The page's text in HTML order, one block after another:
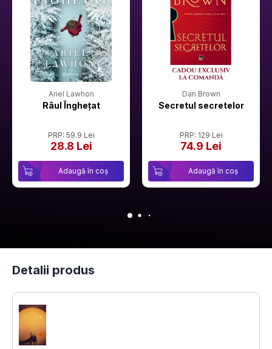
Ariel Lawhon
Râul Înghețat
PRP: 59.9 Lei
28.8 Lei
Adaugă în coș
Dan Brown
Secretul secretelor
PRP: 129 Lei
74.9 Lei
Adaugă în coș
Detalii produs